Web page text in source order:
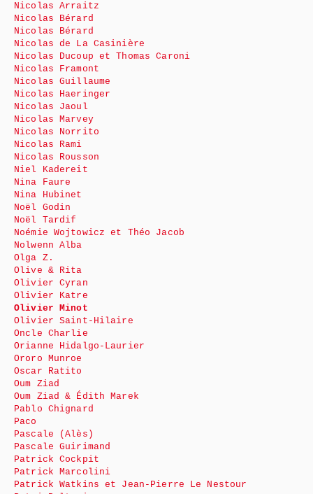
Nicolas Arraitz
Nicolas Bérard
Nicolas Bérard
Nicolas de La Casinière
Nicolas Ducoup et Thomas Caroni
Nicolas Framont
Nicolas Guillaume
Nicolas Haeringer
Nicolas Jaoul
Nicolas Marvey
Nicolas Norrito
Nicolas Rami
Nicolas Rousson
Niel Kadereit
Nina Faure
Nina Hubinet
Noël Godin
Noël Tardif
Noémie Wojtowicz et Théo Jacob
Nolwenn Alba
Olga Z.
Olive & Rita
Olivier Cyran
Olivier Katre
Olivier Minot
Olivier Saint-Hilaire
Oncle Charlie
Orianne Hidalgo-Laurier
Ororo Munroe
Oscar Ratito
Oum Ziad
Oum Ziad & Édith Marek
Pablo Chignard
Paco
Pascale (Alès)
Pascale Guirimand
Patrick Cockpit
Patrick Marcolini
Patrick Watkins et Jean-Pierre Le Nestour